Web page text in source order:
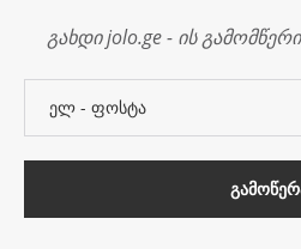
გახდი jolo.ge - ის